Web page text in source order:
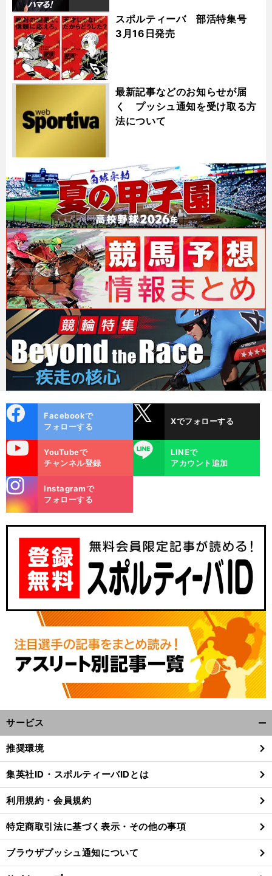
スポルティーバ 部活特集号
3月16日発売
最新記事などのお知らせが届
く プッシュ通知を受け取る方
法について
ok
Facebookで
フォローする
Xでフォローする
YouTubeで
チャンネル登録
LINE
LINEで
アカウント追加
m
Instagramで
フォローする
サービス
閉
る
推奨環境
集英社ID・スポルティーバIDとは
利用規約・会員規約
特定商取引法に基づく表示・その他の事項
ブラウザプッシュ通知について